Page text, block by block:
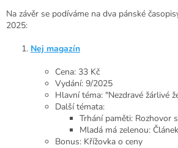
Na závěr se podíváme na dva pánské
2025:
Nej magazín
Cena: 33 Kč
Vydání: 9/2025
Hlavní téma: "Nezdravé žárlivé
Další témata:
Trhání paměti: Rozhovor
Mladá má zelenou:
Bonus: Křížovka o ceny